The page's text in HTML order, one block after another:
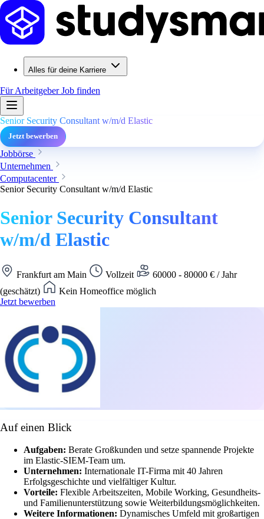
Alles für deine Karriere
Für ArbeitgeberJob finden
Senior Security Consultant w/m/d Elastic
Jetzt bewerben
Jobbörse
Unternehmen
Computacenter
Senior Security Consultant w/m/d Elastic
Senior Security Consultant
w/m/d Elastic
Frankfurt am Main Vollzeit
60000 - 80000 € / Jahr
(geschätzt)
Kein Homeoffice möglich
Jetzt bewerben
Auf einen Blick
Aufgaben: Berate Großkunden und setze spannende Projekte
im Elastic-SIEM-Team um.
Unternehmen: Internationale IT-Firma mit 40 Jahren
Erfolgsgeschichte und vielfältiger Kultur.
Vorteile: Flexible Arbeitszeiten, Mobile Working, Gesundheits-
und Familienunterstützung sowie Weiterbildungsmöglichkeiten.
Weitere Informationen: Dynamisches Umfeld mit großartigen